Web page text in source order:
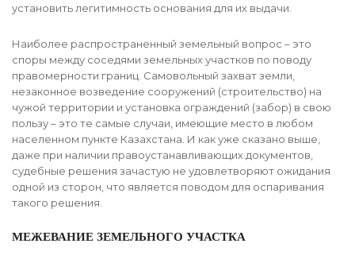
установить легитимность основания для их выдачи.
Наиболее распространенный земельный вопрос – это
споры между соседями земельных участков по поводу
правомерности границ. Самовольный захват земли,
незаконное возведение сооружений (строительство) на
чужой территории и установка ограждений (забор) в свою
пользу – это те самые случаи, имеющие место в любом
населенном пункте Казахстана. И как уже сказано выше,
даже при наличии правоустанавливающих документов,
судебные решения зачастую не удовлетворяют ожидания
одной из сторон, что является поводом для оспаривания
такого решения.
МЕЖЕВАНИЕ ЗЕМЕЛЬНОГО УЧАСТКА